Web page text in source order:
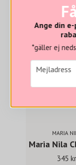
MARIA
345 kr
Ange din
*gäller ej
email
Mejladress